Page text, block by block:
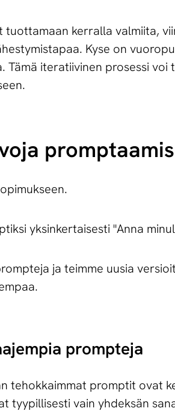
kerralla valmiita,
Kyse on
Tämä iteratiivinen prosessi
yksinkertaisesti "Anna
ja teimme uusia
prompteja
tehokkaimmat promptit ovat
tyypillisesti vain yhdeksän